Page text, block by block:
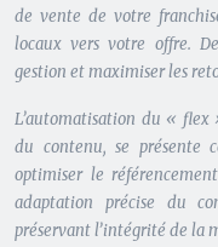
de vente de votre
locaux vers votre offre.
gestion et maximiser les
L’automatisation du « flex
du contenu, se présente
optimiser le
adaptation précise du
préservant l’intégrité de la